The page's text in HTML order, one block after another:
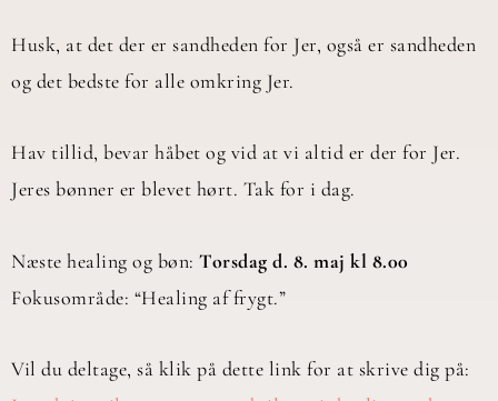
Husk, at det der er sandheden for Jer, også er sandheden
og det bedste for alle omkring Jer.
Hav tillid, bevar håbet og vid at vi altid er der for Jer.
Jeres bønner er blevet hørt. Tak for i dag.
Næste healing og bøn: Torsdag d. 8. maj kl 8.00
Fokusområde: “Healing af frygt.”
Vil du deltage, så klik på dette link for at skrive dig på: